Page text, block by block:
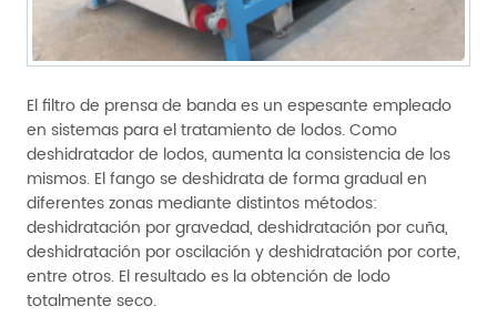
El filtro de prensa de banda es un espesante empleado
en sistemas para el tratamiento de lodos. Como
deshidratador de lodos, aumenta la consistencia de los
mismos. El fango se deshidrata de forma gradual en
diferentes zonas mediante distintos métodos:
deshidratación por gravedad, deshidratación por cuña,
deshidratación por oscilación y deshidratación por corte,
entre otros. El resultado es la obtención de lodo
totalmente seco.